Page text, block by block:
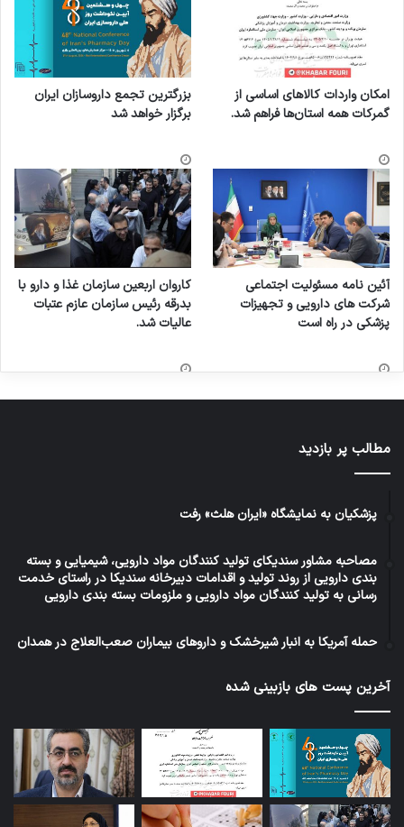
امکان واردات کالاهای اساسی از
گمرکات همه استان‌ها فراهم شد.
بزرگترین تجمع داروسازان ایران
برگزار خواهد شد
آئین نامه مسئولیت اجتماعی
شرکت های دارویی و تجهیزات
پزشکی در راه است
کاروان اربعین سازمان غذا و دارو با
بدرقه رئیس سازمان عازم عتبات
عالیات شد.
مطالب پر بازدید
پزشکیان به نمایشگاه «ایران هلث» رفت
مصاحبه مشاور سندیکای تولید کنندگان مواد دارویی، شیمیایی و بسته
بندی دارویی از روند تولید و اقدامات دبیرخانه سندیکا در راستای خدمت
رسانی به تولید کنندگان مواد دارویی و ملزومات بسته بندی دارویی
حمله آمریکا به انبار شیرخشک و داروهای بیماران صعب‌العلاج در همدان
آخرین پست های بازبینی شده